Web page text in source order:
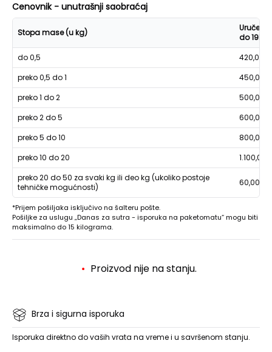
Cenovnik - unutrašnji saobraćaj
Stopa mase (u kg)
Uručenje
do 19h
do 0,5
420,00
preko 0,5 do 1
450,00
preko 1 do 2
500,00
preko 2 do 5
600,00
preko 5 do 10
800,00
preko 10 do 20
1.100,00
preko 20 do 50 za svaki kg ili deo kg (ukoliko postoje
tehničke mogućnosti)
60,00
*Prijem pošiljaka isključivo na šalteru pošte.
Pošiljke za uslugu „Danas za sutra - isporuka na paketomatu“ mogu biti
maksimalno do 15 kilograma.
Proizvod nije na stanju.
Brza i sigurna isporuka
Isporuka direktno do vaših vrata na vreme i u savršenom stanju.